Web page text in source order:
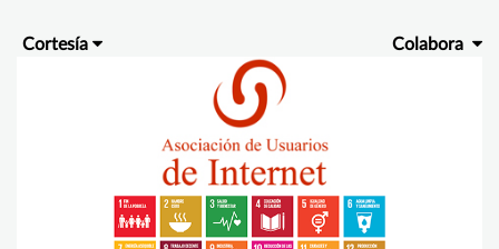
Cortesía Colabora